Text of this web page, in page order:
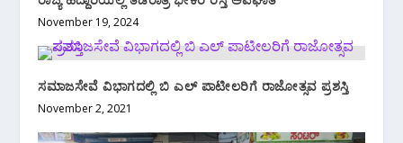
November 19, 2024
ಸಮಾಜಸೇವೆ ವಿಭಾಗದಲ್ಲಿ ಬಿ ಎಲ್ ಪಾಟೀಲರಿಗೆ ರಾಜೋತ್ಸವ ಪ್ರಶಸ್ತಿ
November 2, 2021